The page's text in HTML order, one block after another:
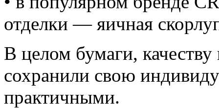
отделки — яичная
В целом бумаги,
сохранили свою
практичными.